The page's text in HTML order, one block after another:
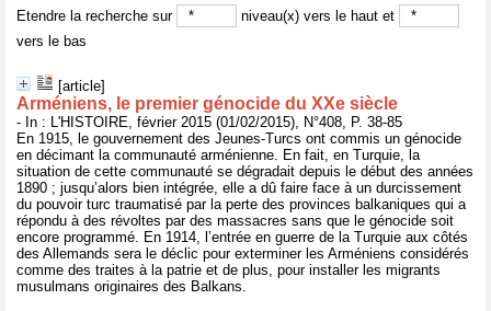
Etendre la recherche sur
niveau(x) vers le haut et
vers le bas
[article]
Arméniens, le premier génocide du XXe siècle
- In : L'HISTOIRE, février 2015 (01/02/2015), N°408, P. 38-85
En 1915, le gouvernement des Jeunes-Turcs ont commis un génocide
en décimant la communauté arménienne. En fait, en Turquie, la
situation de cette communauté se dégradait depuis le début des années
1890 ; jusqu’alors bien intégrée, elle a dû faire face à un durcissement
du pouvoir turc traumatisé par la perte des provinces balkaniques qui a
répondu à des révoltes par des massacres sans que le génocide soit
encore programmé. En 1914, l’entrée en guerre de la Turquie aux côtés
des Allemands sera le déclic pour exterminer les Arméniens considérés
comme des traites à la patrie et de plus, pour installer les migrants
musulmans originaires des Balkans.